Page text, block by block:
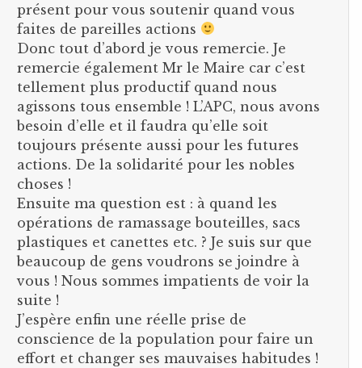
présent pour vous soutenir quand vous
faites de pareilles actions
Donc tout d’abord je vous remercie. Je
remercie également Mr le Maire car c’est
tellement plus productif quand nous
agissons tous ensemble ! L’APC, nous avons
besoin d’elle et il faudra qu’elle soit
toujours présente aussi pour les futures
actions. De la solidarité pour les nobles
choses !
Ensuite ma question est : à quand les
opérations de ramassage bouteilles, sacs
plastiques et canettes etc. ? Je suis sur que
beaucoup de gens voudrons se joindre à
vous ! Nous sommes impatients de voir la
suite !
J’espère enfin une réelle prise de
conscience de la population pour faire un
effort et changer ses mauvaises habitudes !